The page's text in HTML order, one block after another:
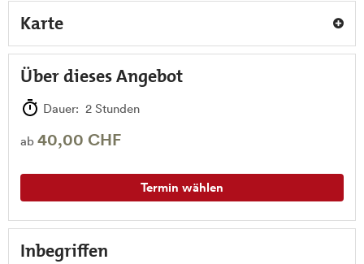
Karte
Über dieses Angebot
Dauer: 2 Stunden
ab 40,00 CHF
Termin wählen
Inbegriffen